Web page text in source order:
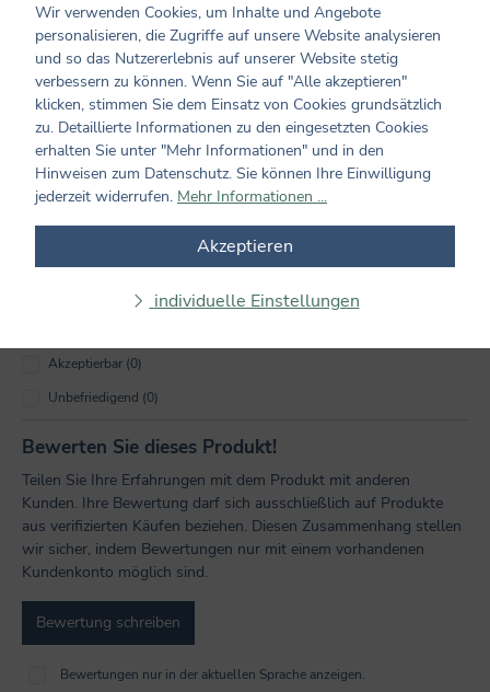
info@bohem.ch
Kundenmeinungen
3 von 3 Bewertungen
Durchschnittliche Bewertung von 5 von 5 Sternen
5 VON 5 STERNEN
Akzeptierbar (0)
Unbefriedigend (0)
Bewerten Sie dieses Produkt!
Teilen Sie Ihre Erfahrungen mit dem Produkt mit anderen
Kunden. Ihre Bewertung darf sich ausschließlich auf Produkte
aus verifizierten Käufen beziehen. Diesen Zusammenhang stellen
wir sicher, indem Bewertungen nur mit einem vorhandenen
Kundenkonto möglich sind.
Bewertung schreiben
Bewertungen nur in der aktuellen Sprache anzeigen.
Wir verwenden Cookies, um Inhalte und Angebote
personalisieren, die Zugriffe auf unsere Website analysieren
und so das Nutzererlebnis auf unserer Website stetig
verbessern zu können. Wenn Sie auf "Alle akzeptieren"
klicken, stimmen Sie dem Einsatz von Cookies grundsätzlich
zu. Detaillierte Informationen zu den eingesetzten Cookies
erhalten Sie unter "Mehr Informationen" und in den
Hinweisen zum Datenschutz. Sie können Ihre Einwilligung
jederzeit widerrufen. Mehr Informationen ...
Akzeptieren
individuelle Einstellungen